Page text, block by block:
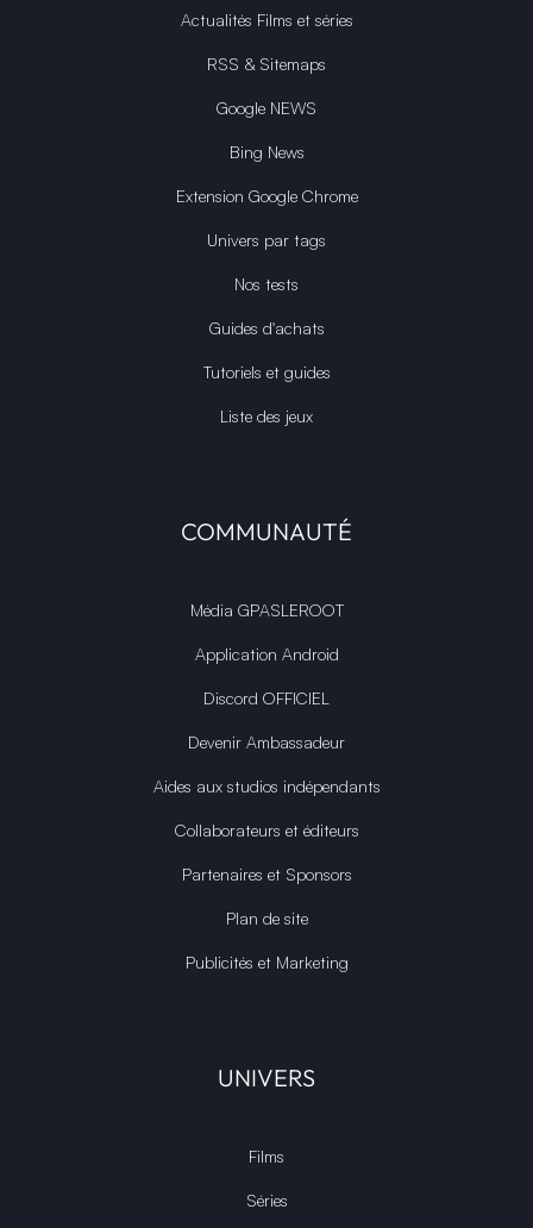
Actualités Films et séries
RSS & Sitemaps
Google NEWS
Bing News
Extension Google Chrome
Univers par tags
Nos tests
Guides d'achats
Tutoriels et guides
Liste des jeux
COMMUNAUTÉ
Média GPASLEROOT
Application Android
Discord OFFICIEL
Devenir Ambassadeur
Aides aux studios indépendants
Collaborateurs et éditeurs
Partenaires et Sponsors
Plan de site
Publicités et Marketing
UNIVERS
Films
Séries